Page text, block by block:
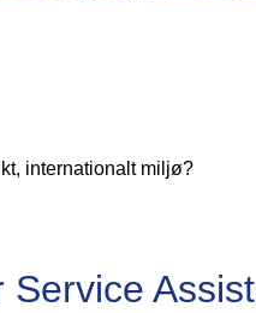
internationalt miljø?
Service